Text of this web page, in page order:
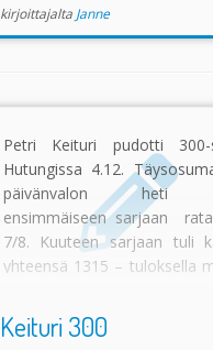
kirjoittajalta Janne
Petri Keituri pudotti 300-
Hutungissa 4.12.
päivänvalon heti
ensimmäiseen sarjaan
7/8. Kuuteen sarjaan tuli
yhteensä 1315 – tuloksella
kärkeen. Vahvistamattomien
Keituri 300